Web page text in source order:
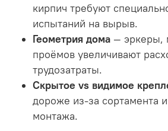
кирпич требуют
испытаний на вырыв.
Геометрия дома — эркеры,
проёмов увеличивают
трудозатраты.
Скрытое vs видимое
дороже из-за сортамента
монтажа.